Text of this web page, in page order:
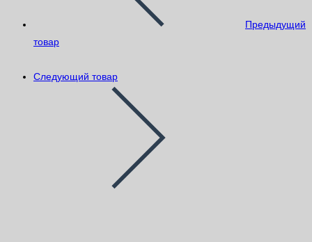
Предыдущий
товар
Следующий товар